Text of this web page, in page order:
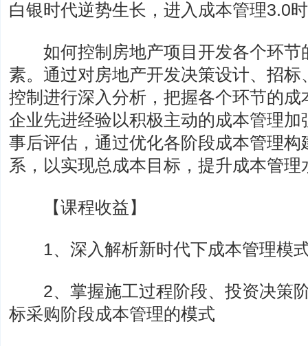
白银时代逆势生长，进入成本管理3.0
如何控制房地产项目开发各个环节
素。通过对房地产开发决策设计、招
控制进行深入分析，把握各个环节的
企业先进经验以积极主动的成本管理
事后评估，通过优化各阶段成本管理
系，以实现总成本目标，提升成本管理
【课程收益】
1、深入解析新时代下成本管理模
2、掌握施工过程阶段、投资决策
标采购阶段成本管理的模式